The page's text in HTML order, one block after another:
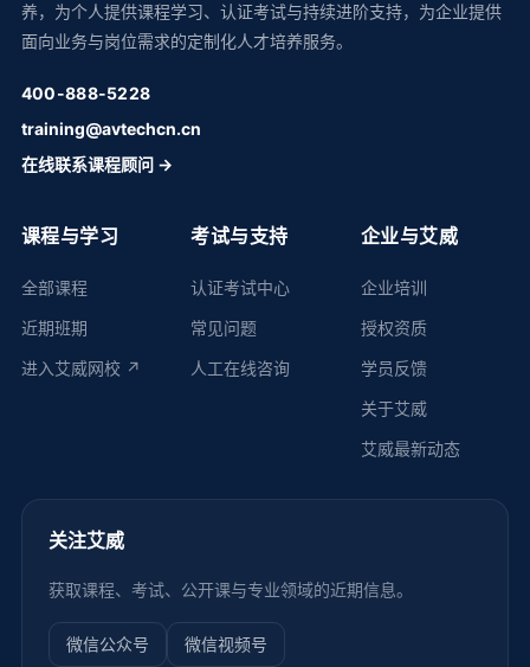
养，为个人提供课程学习、认证考试与持续进阶支持，为企业提供
面向业务与岗位需求的定制化人才培养服务。
400-888-5228
training@avtechcn.cn
在线联系课程顾问 →
课程与学习
全部课程
近期班期
进入艾威网校 ↗
考试与支持
认证考试中心
常见问题
人工在线咨询
企业与艾威
企业培训
授权资质
学员反馈
关于艾威
艾威最新动态
关注艾威
获取课程、考试、公开课与专业领域的近期信息。
微信公众号 微信视频号